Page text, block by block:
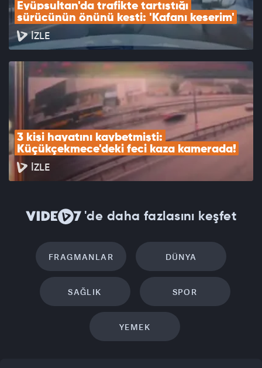
Eyüpsultan'da trafikte tartıştığı
sürücünün önünü kesti: 'Kafanı keserim'
İZLE
3 kişi hayatını kaybetmişti:
Küçükçekmece'deki feci kaza kamerada!
İZLE
'de daha fazlasını keşfet
FRAGMANLAR DÜNYA
SAĞLIK SPOR
YEMEK